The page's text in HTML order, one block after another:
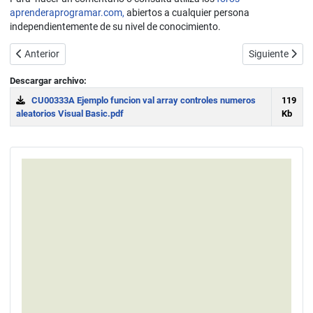
aprenderaprogramar.com, abiertos a cualquier persona
independientemente de su nivel de conocimiento.
Artículo anterior: Ejemplos de uso de forms, labels, inputbox y
Anterior Artículo
Siguiente
Descargar archivo:
CU00333A Ejemplo funcion val array controles numeros
aleatorios Visual Basic.pdf
119
Kb